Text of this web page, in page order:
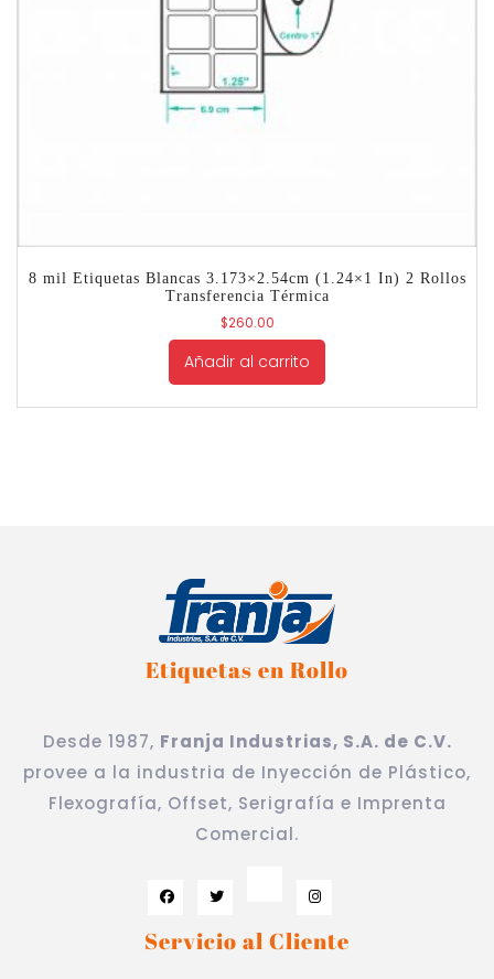
8 mil Etiquetas Blancas 3.173×2.54cm (1.24×1 In) 2 Rollos
Transferencia Térmica
$260.00
Añadir al carrito
Etiquetas en Rollo
Desde 1987, Franja Industrias, S.A. de C.V.
provee a la industria de Inyección de Plástico,
Flexografía, Offset, Serigrafía e Imprenta
Comercial.
Servicio al Cliente